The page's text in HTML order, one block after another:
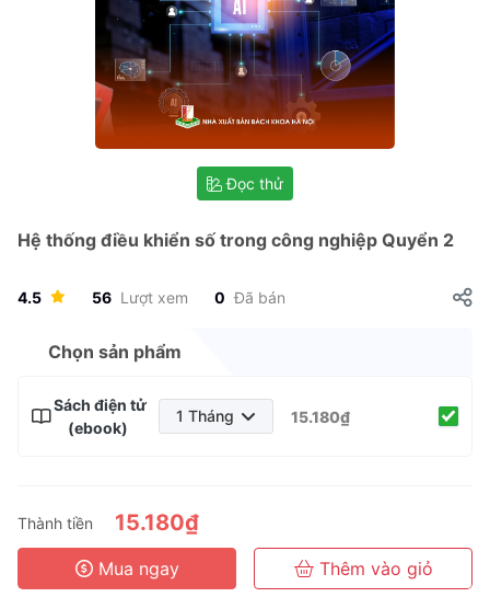
Đọc thử
Hệ thống điều khiển số trong công nghiệp Quyển 2
4.5 56 Lượt xem 0 Đã bán
Chọn sản phẩm
Sách điện tử
(ebook)
1 Tháng
6 Tháng
3 Năm
15.180₫
Thành tiền 15.180₫
Mua ngay Thêm vào giỏ